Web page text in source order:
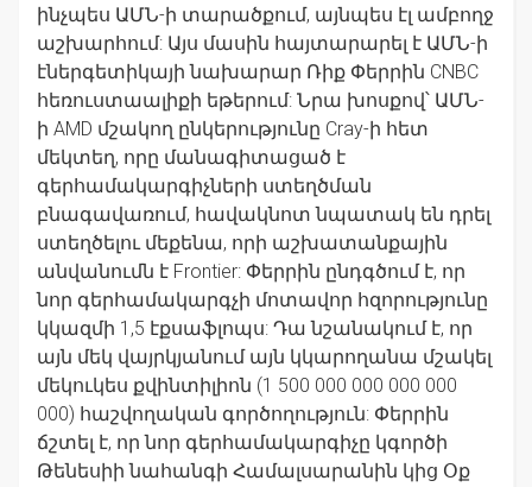
ինչպես ԱՄՆ-ի տարածքում, այնպես էլ ամբողջ
աշխարհում: Այս մասին հայտարարել է ԱՄՆ-ի
էներգետիկայի նախարար Ռիք Փերրին CNBC
հեռուստաալիքի եթերում: Նրա խոսքով՝ ԱՄՆ-
ի AMD մշակող ընկերությունը Cray-ի հետ
մեկտեղ, որը մանագիտացած է
գերհամակարգիչների ստեղծման
բնագավառում, հավակնոտ նպատակ են դրել
ստեղծելու մեքենա, որի աշխատանքային
անվանումն է Frontier: Փերրին ընդգծում է, որ
նոր գերհամակարգչի մոտավոր հզորությունը
կկազմի 1,5 էքսաֆլոպս: Դա նշանակում է, որ
այն մեկ վայրկյանում այն կկարողանա մշակել
մեկուկես քվինտիլիոն (1 500 000 000 000 000
000) հաշվողական գործողություն: Փերրին
ճշտել է, որ նոր գերհամակարգիչը կգործի
Թենեսիի նահանգի Համալսարանին կից Օք